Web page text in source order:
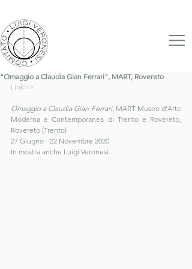
"Omaggio a Claudia Gian Ferrari", MART, Rovereto
Link>>
Omaggio a Claudia Gian Ferrari, MART Museo d’Arte
Moderna e Contemporanea di Trento e Rovereto,
Rovereto (Trento)
27 Giugno - 22 Novembre 2020
In mostra anche Luigi Veronesi.